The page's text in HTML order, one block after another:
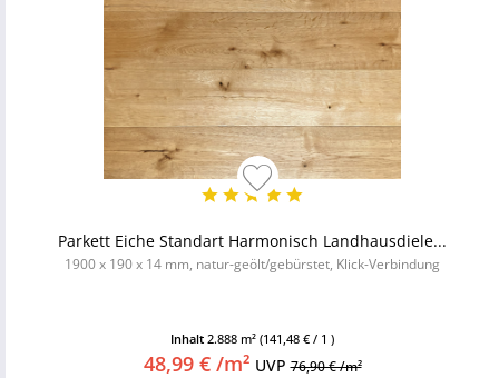
Parkett Eiche Standart Harmonisch Landhausdiele...
1900 x 190 x 14 mm, natur-geölt/gebürstet, Klick-Verbindung
Inhalt 2.888 m² (141,48 € / 1 )
48,99 € /m² UVP76,90 € /m²